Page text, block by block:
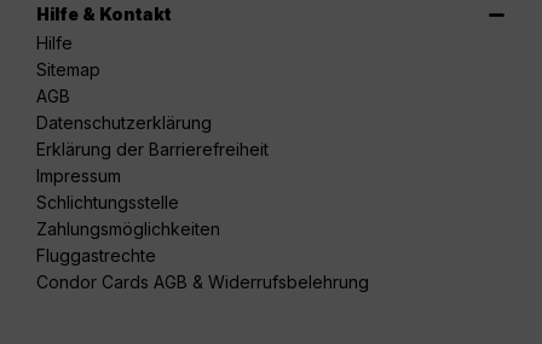
Hilfe & Kontakt
Hilfe
Sitemap
AGB
Datenschutzerklärung
Erklärung der Barrierefreiheit
Impressum
Schlichtungsstelle
Zahlungsmöglichkeiten
Fluggastrechte
Condor Cards AGB & Widerrufsbelehrung